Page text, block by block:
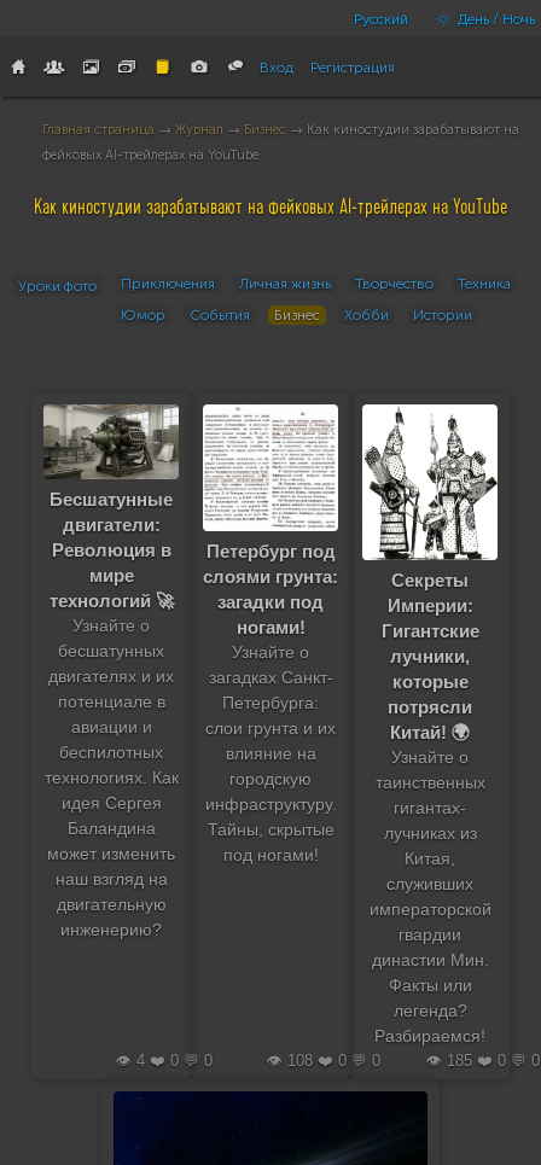
Русский День / Ночь
Вход Регистрация
Главная страница → Журнал → Бизнес → Как киностудии зарабатывают на
фейковых AI-трейлерах на YouTube
Как киностудии зарабатывают на фейковых AI-трейлерах на YouTube
Уроки фото Приключения Личная жизнь Творчество
Техника
Юмор
События Бизнес Хобби Истории
Бесшатунные
двигатели:
Революция в
мире
технологий 🚀
Узнайте о
бесшатунных
двигателях и их
потенциале в
авиации и
беспилотных
технологиях. Как
идея Сергея
Баландина
может изменить
наш взгляд на
двигательную
инженерию?
👁️ 4 ❤️ 0 💬 0
Петербург под
слоями грунта:
загадки под
ногами!
Узнайте о
загадках Санкт-
Петербурга:
слои грунта и их
влияние на
городскую
инфраструктуру.
Тайны, скрытые
под ногами!
👁️ 108 ❤️ 0 💬 0
Секреты
Империи:
Гигантские
лучники,
которые
потрясли
Китай! 🌍
Узнайте о
таинственных
гигантах-
лучниках из
Китая,
служивших
императорской
гвардии
династии Мин.
Факты или
легенда?
Разбираемся!
👁️ 185 ❤️ 0 💬 0